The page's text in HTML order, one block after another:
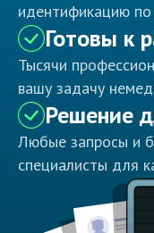
идентификацию по
Готовы к
Тысячи
вашу задачу
Решение
Любые запросы и
специалисты для